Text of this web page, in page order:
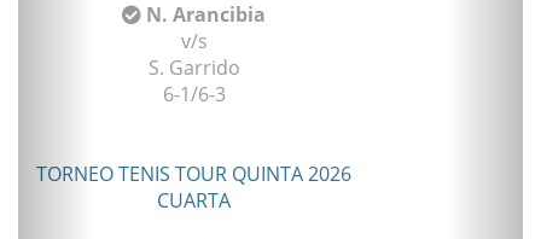
N. Arancibia
v/s
S. Garrido
6-1/6-3
TORNEO TENIS TOUR QUINTA 2026
CUARTA